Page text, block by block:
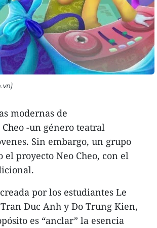
modernas de
-un género teatral
Sin embargo, un grupo
proyecto Neo Cheo, con el
por los estudiantes Le
Duc Anh y Do Trung Kien,
es “anclar” la esencia